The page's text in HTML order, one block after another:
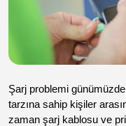
Şarj problemi
tarzına sahip kişiler
zaman şarj kablosu ve